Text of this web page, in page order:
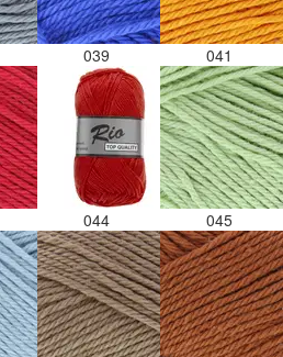
039 041
044 045